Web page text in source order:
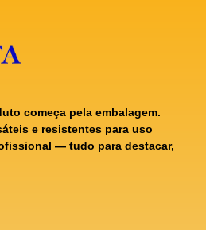
começa pela embalagem.
e resistentes para uso
— tudo para destacar,